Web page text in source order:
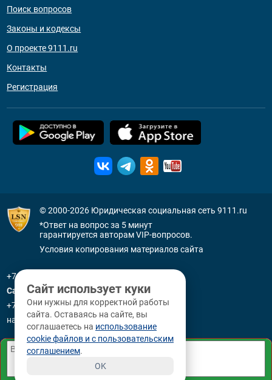
Поиск вопросов
Законы и кодексы
О проекте 9111.ru
Контакты
Регистрация
© 2000-2026 Юридическая социальная сеть 9111.ru
*Ответ на вопрос за 5 минут
гарантируется авторам VIP-вопросов.
Условия копирования материалов сайта
+7 (800) 505-91-11
Санкт-Петербург
+7 (812) 336-92-64
наб. р. Фонтанки, д. 59
Сайт использует куки
Они нужны для корректной работы
сайта. Оставаясь на сайте, вы
соглашаетесь на использование
cookie файлов и с пользовательским
соглашением.
OK